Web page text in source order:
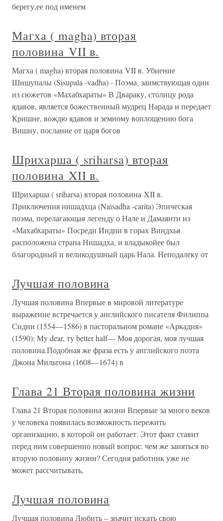
берегу,ее под именем
Магха ( magha) вторая
половина VII в.
Магха ( magha) вторая половина VII в. Убиение
Шишупалы (Sisupala -vadha) - Поэма, заимствующая один
из сюжетов «Махабхараты» В Двараку, столицу рода
ядавов, является божественный мудрец Нарада и передает
Кришне, вождю ядавов и земному воплощению бога
Вишну, послание от царя богов
Шрихарша ( sriharsa) вторая
половина XII в.
Шрихарша ( sriharsa) вторая половина XII в.
Приключения нишадхца (Naisadha -carita) Эпическая
поэма, перелагающая легенду о Нале и Дамаянти из
«Махабхараты» Посреди Индии в горах Виндхья
расположена страна Нишадха, и владыкойее был
благородный и великодушный царь Нала. Неподале­ку от
Лучшая половина
Лучшая половина Впервые в мировой литературе
выражение встречается у английского писателя Филиппа
Сидни (1554—1586) в пасторальном романе «Аркадия»
(1590): My dear, ту better half— Моя дорогая, моя лучшая
половина.Подобная же фраза есть у английского поэта
Джона Мильтона (1608—1674) в
Глава 21 Вторая половина жизни
Глава 21 Вторая половина жизни Впервые за много веков
у человека появилась возможность пережить
организацию, в которой он работает. Этот факт ставит
перед ним совершенно новый вопрос: чем же заняться во
вторую половину жизни? Сегодня работник уже не
может рассчитывать,
Лучшая половина
Лучшая половина Любить – значит искать свою